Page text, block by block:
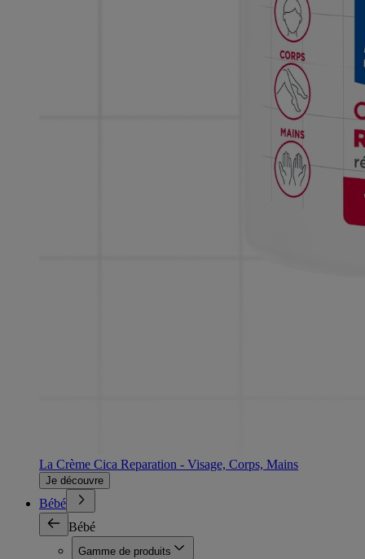
La Crème Cica Reparation - Visage, Corps, Mains
Je découvre
Bébé
Bébé
Gamme de produits